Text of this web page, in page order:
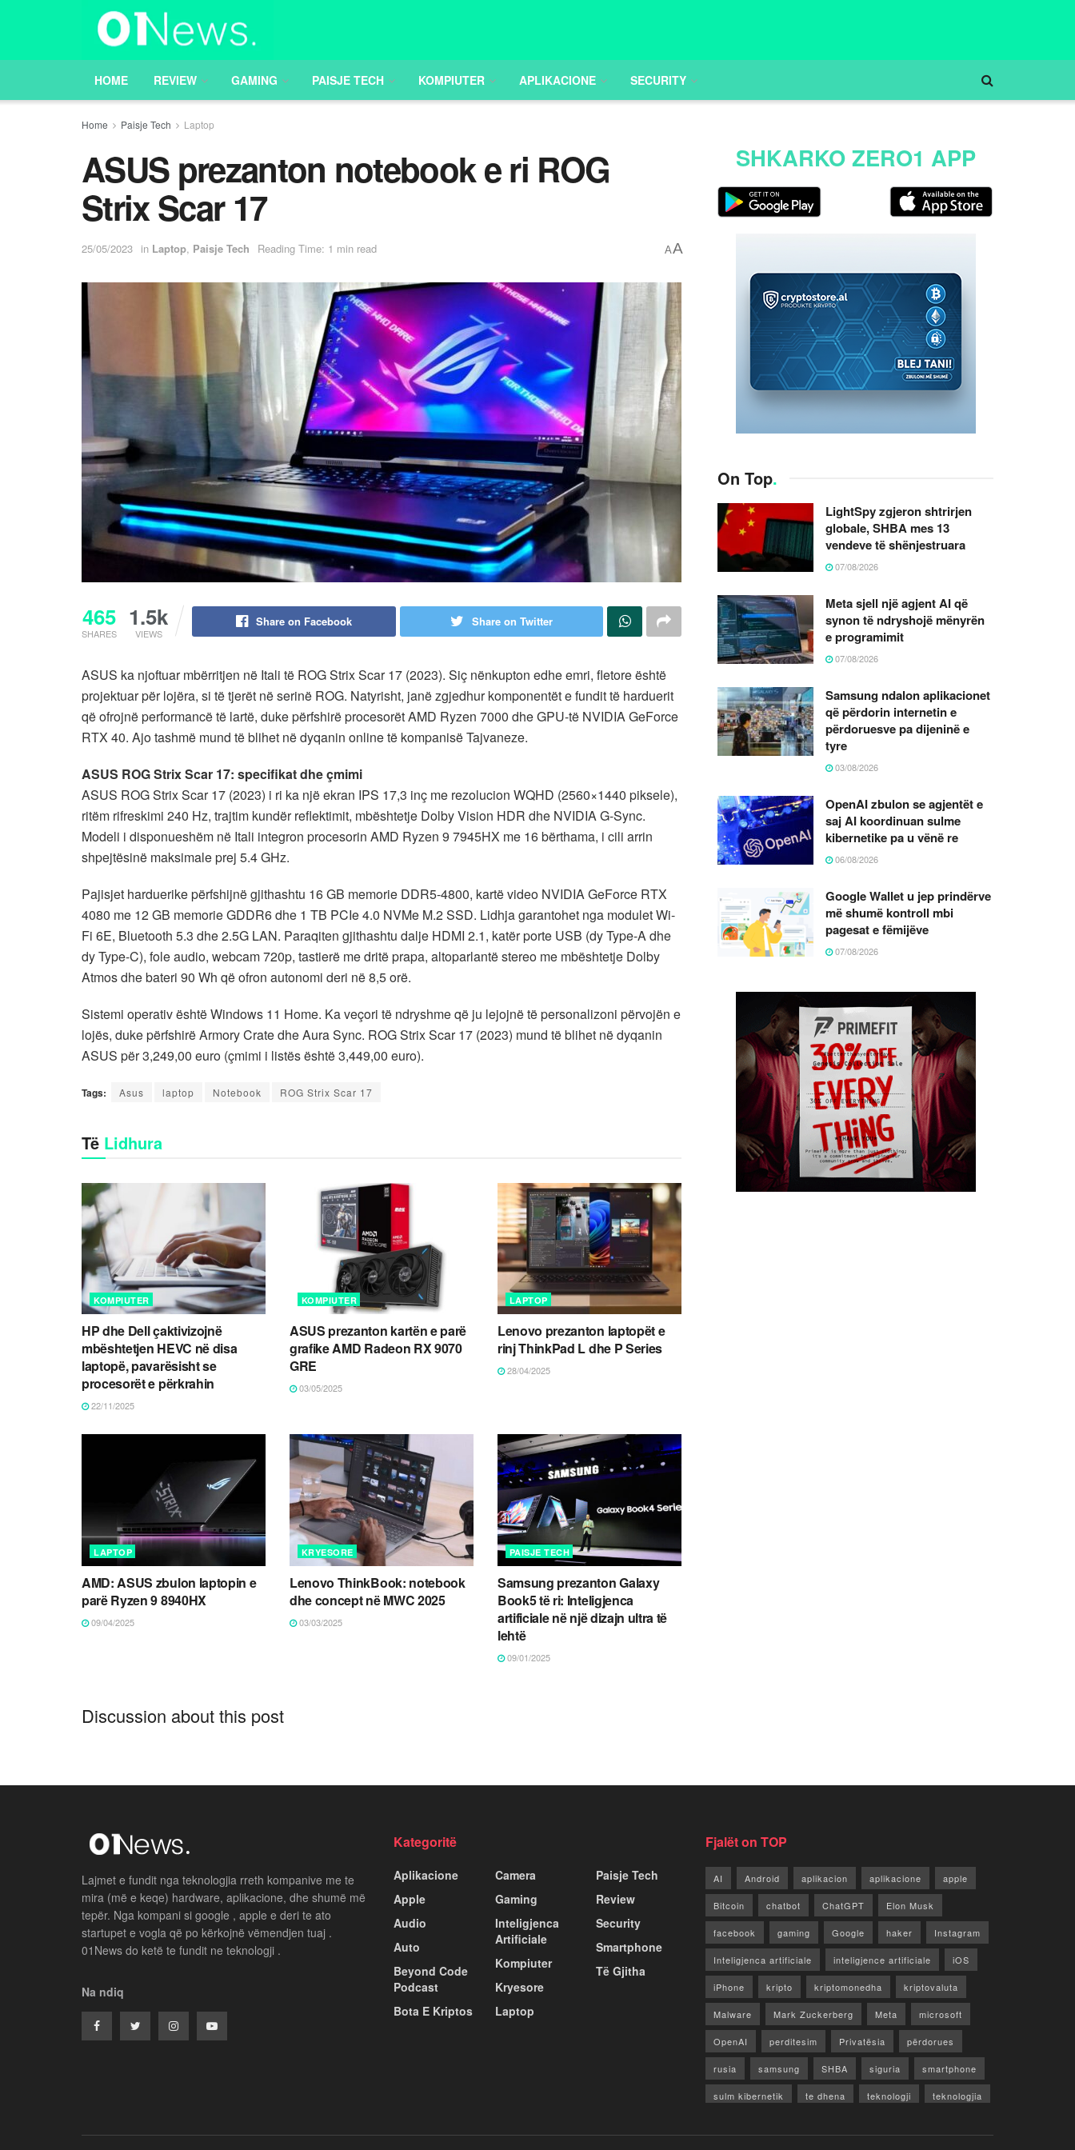
HOME REVIEW GAMING PAISJE TECH KOMPIUTER APLIKACIONE SECURITY
Home Paisje Tech Laptop
ASUS prezanton notebook e ri ROG
Strix Scar 17
25/05/2023 in Laptop, Paisje Tech Reading Time: 1 min read AA
465
SHARES
1.5k
VIEWS
Share on Facebook Share on Twitter
ASUS ka njoftuar mbërritjen në Itali të ROG Strix Scar 17 (2023). Siç nënkupton edhe emri, fletore është
projektuar për lojëra, si të tjerët në serinë ROG. Natyrisht, janë zgjedhur komponentët e fundit të harduerit
që ofrojnë performancë të lartë, duke përfshirë procesorët AMD Ryzen 7000 dhe GPU-të NVIDIA GeForce
RTX 40. Ajo tashmë mund të blihet në dyqanin online të kompanisë Tajvaneze.
ASUS ROG Strix Scar 17: specifikat dhe çmimi
ASUS ROG Strix Scar 17 (2023) i ri ka një ekran IPS 17,3 inç me rezolucion WQHD (2560×1440 piksele),
ritëm rifreskimi 240 Hz, trajtim kundër reflektimit, mbështetje Dolby Vision HDR dhe NVIDIA G-Sync.
Modeli i disponueshëm në Itali integron procesorin AMD Ryzen 9 7945HX me 16 bërthama, i cili arrin
shpejtësinë maksimale prej 5.4 GHz.
Pajisjet harduerike përfshijnë gjithashtu 16 GB memorie DDR5-4800, kartë video NVIDIA GeForce RTX
4080 me 12 GB memorie GDDR6 dhe 1 TB PCIe 4.0 NVMe M.2 SSD. Lidhja garantohet nga modulet Wi-
Fi 6E, Bluetooth 5.3 dhe 2.5G LAN. Paraqiten gjithashtu dalje HDMI 2.1, katër porte USB (dy Type-A dhe
dy Type-C), fole audio, webcam 720p, tastierë me dritë prapa, altoparlantë stereo me mbështetje Dolby
Atmos dhe bateri 90 Wh që ofron autonomi deri në 8,5 orë.
Sistemi operativ është Windows 11 Home. Ka veçori të ndryshme që ju lejojnë të personalizoni përvojën e
lojës, duke përfshirë Armory Crate dhe Aura Sync. ROG Strix Scar 17 (2023) mund të blihet në dyqanin
ASUS për 3,249,00 euro (çmimi i listës është 3,449,00 euro).
Tags: Asus laptop Notebook ROG Strix Scar 17
Të Lidhura
KOMPIUTER
HP dhe Dell çaktivizojnë
mbështetjen HEVC në disa
laptopë, pavarësisht se
procesorët e përkrahin
22/11/2025
KOMPIUTER
ASUS prezanton kartën e parë
grafike AMD Radeon RX 9070
GRE
03/05/2025
LAPTOP
Lenovo prezanton laptopët e
rinj ThinkPad L dhe P Series
28/04/2025
LAPTOP
AMD: ASUS zbulon laptopin e
parë Ryzen 9 8940HX
09/04/2025
KRYESORE
Lenovo ThinkBook: notebook
dhe concept në MWC 2025
03/03/2025
PAISJE TECH
Samsung prezanton Galaxy
Book5 të ri: Inteligjenca
artificiale në një dizajn ultra të
lehtë
09/01/2025
Discussion about this post
SHKARKO ZERO1 APP
On Top.
LightSpy zgjeron shtrirjen
globale, SHBA mes 13
vendeve të shënjestruara
07/08/2026
Meta sjell një agjent AI që
synon të ndryshojë mënyrën
e programimit
07/08/2026
Samsung ndalon aplikacionet
që përdorin internetin e
përdoruesve pa dijeninë e
tyre
03/08/2026
OpenAI zbulon se agjentët e
saj AI koordinuan sulme
kibernetike pa u vënë re
06/08/2026
Google Wallet u jep prindërve
më shumë kontroll mbi
pagesat e fëmijëve
07/08/2026
Lajmet e fundit nga teknologjia rreth kompanive me te
mira (më e keqe) hardware, aplikacione, dhe shumë më
tepër. Nga kompani si google , apple e deri te ato
startupet e vogla që po kërkojnë vëmendjen tuaj .
01News do ketë te fundit ne teknologji .
Na ndiq
Kategoritë
Aplikacione
Apple
Audio
Auto
Beyond Code
Podcast
Bota E Kriptos
Camera
Gaming
Inteligjenca
Artificiale
Kompiuter
Kryesore
Laptop
Paisje Tech
Review
Security
Smartphone
Të Gjitha
Fjalët on TOP
AI Android aplikacion aplikacione apple
Bitcoin chatbot ChatGPT Elon Musk
facebook gaming Google haker Instagram
Inteligjenca artificiale inteligjence artificiale iOS
iPhone kripto kriptomonedha kriptovaluta
Malware Mark Zuckerberg Meta microsoft
OpenAI perditesim Privatësia përdorues
rusia samsung SHBA siguria smartphone
sulm kibernetik te dhena teknologji teknologjia